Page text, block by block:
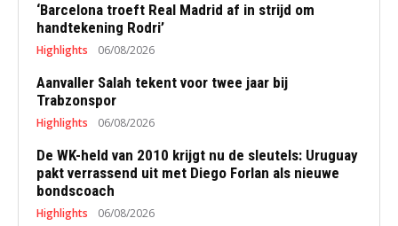
‘Barcelona troeft Real Madrid af in strijd om
handtekening Rodri’
Highlights 06/08/2026
Aanvaller Salah tekent voor twee jaar bij
Trabzonspor
Highlights 06/08/2026
De WK-held van 2010 krijgt nu de sleutels: Uruguay
pakt verrassend uit met Diego Forlan als nieuwe
bondscoach
Highlights 06/08/2026